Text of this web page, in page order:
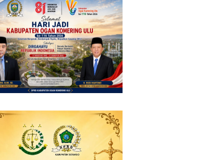
Berita Tetap